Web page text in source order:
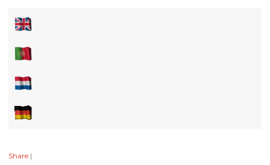
Share |